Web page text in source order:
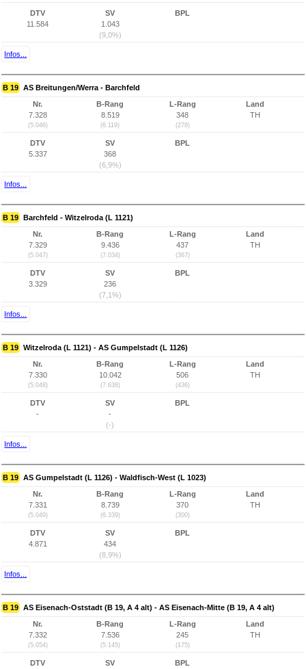
DTV
11.584
SV
1.043
(9,0%)
BPL
Infos...
B 19 AS Breitungen/Werra - Barchfeld
Nr.
7.328
(5.046)
B-Rang
8.519
(6.119)
L-Rang
348
(278)
Land
TH
DTV
5.337
SV
368
(6,9%)
BPL
Infos...
B 19 Barchfeld - Witzelroda (L 1121)
Nr.
7.329
(5.047)
B-Rang
9.436
(7.034)
L-Rang
437
(367)
Land
TH
DTV
3.329
SV
236
(7,1%)
BPL
Infos...
B 19 Witzelroda (L 1121) - AS Gumpelstadt (L 1126)
Nr.
7.330
(5.048)
B-Rang
10.042
(7.638)
L-Rang
506
(436)
Land
TH
DTV
-
SV
-
(-)
BPL
Infos...
B 19 AS Gumpelstadt (L 1126) - Waldfisch-West (L 1023)
Nr.
7.331
(5.049)
B-Rang
8.739
(6.339)
L-Rang
370
(300)
Land
TH
DTV
4.871
SV
434
(8,9%)
BPL
Infos...
B 19 AS Eisenach-Oststadt (B 19, A 4 alt) - AS Eisenach-Mitte (B 19, A 4 alt)
Nr.
7.332
(5.054)
B-Rang
7.536
(5.145)
L-Rang
245
(175)
Land
TH
DTV SV BPL